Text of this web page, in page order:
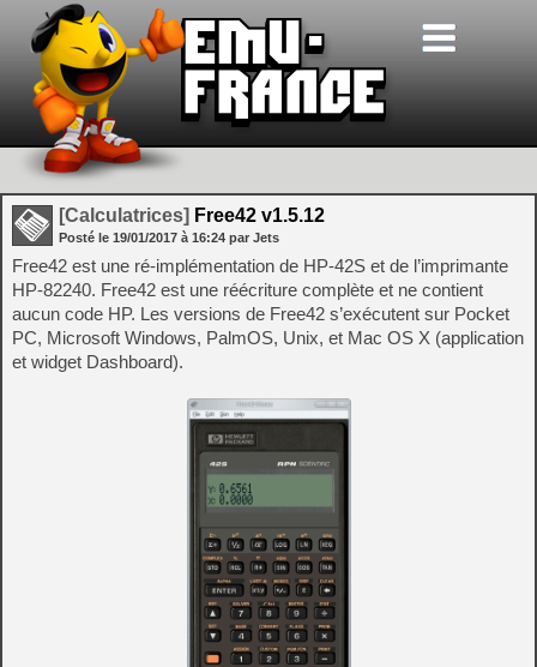
[Calculatrices] Free42 v1.5.12
Posté le 19/01/2017 à 16:24 par Jets
Free42 est une ré-implémentation de HP-42S et de l’imprimante
HP-82240. Free42 est une réécriture complète et ne contient
aucun code HP. Les versions de Free42 s’exécutent sur Pocket
PC, Microsoft Windows, PalmOS, Unix, et Mac OS X (application
et widget Dashboard).